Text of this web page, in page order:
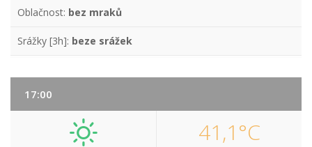
Oblačnost: bez mraků
Srážky [3h]: beze srážek
17:00
41,1°C